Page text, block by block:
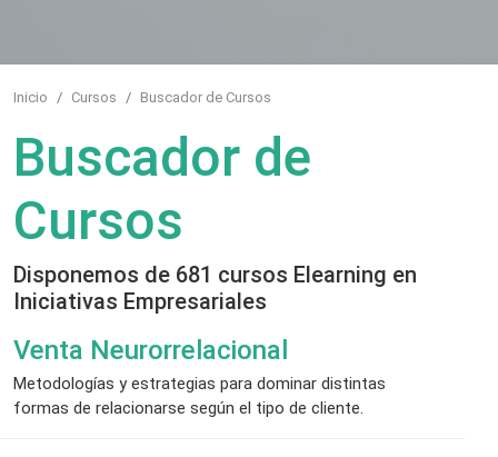
Inicio Cursos Buscador de Cursos
Buscador de
Cursos
Disponemos de 681 cursos Elearning en
Iniciativas Empresariales
Venta Neurorrelacional
Metodologías y estrategias para dominar distintas
formas de relacionarse según el tipo de cliente.